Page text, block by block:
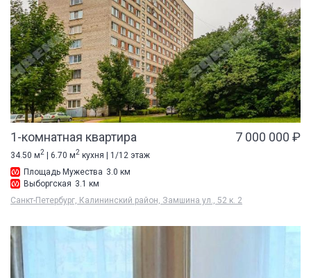
1-комнатная квартира 7 000 000 ₽
34.50 м2 | 6.70 м2 кухня | 1/12 этаж
Площадь Мужества 3.0 км
Выборгская 3.1 км
Санкт-Петербург, Калининский район, Замшина ул., 52 к. 2